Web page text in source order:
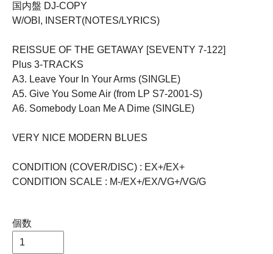
国内盤 DJ-COPY
W/OBI, INSERT(NOTES/LYRICS)
REISSUE OF THE GETAWAY [SEVENTY 7-122]
Plus 3-TRACKS
A3. Leave Your In Your Arms (SINGLE)
A5. Give You Some Air (from LP S7-2001-S)
A6. Somebody Loan Me A Dime (SINGLE)
VERY NICE MODERN BLUES
CONDITION (COVER/DISC) : EX+/EX+
CONDITION SCALE : M-/EX+/EX/VG+/VG/G
個数